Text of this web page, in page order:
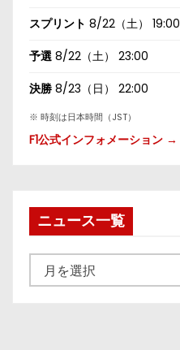
スプリント 8/22（土） 19:00
予選 8/22（土） 23:00
決勝 8/23（日） 22:00
※ 時刻は日本時間（JST）
F1公式インフォメーション →
ニュース一覧
ュ